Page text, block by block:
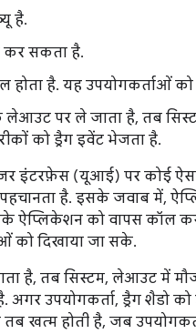
है.
कर सकता है.
होता है. यह उपयोगकर्ताओं को
लेआउट पर ले जाता है, तब
को ड्रैग इवेंट भेजता है.
इंटरफ़ेस (यूआई) पर कोई
है. इसके जवाब में,
ऐप्लिकेशन को वापस कॉल
को दिखाया जा सके.
है, तब सिस्टम, लेआउट में
उपयोगकर्ता, ड्रैग शैडो को
खत्म होती है, जब